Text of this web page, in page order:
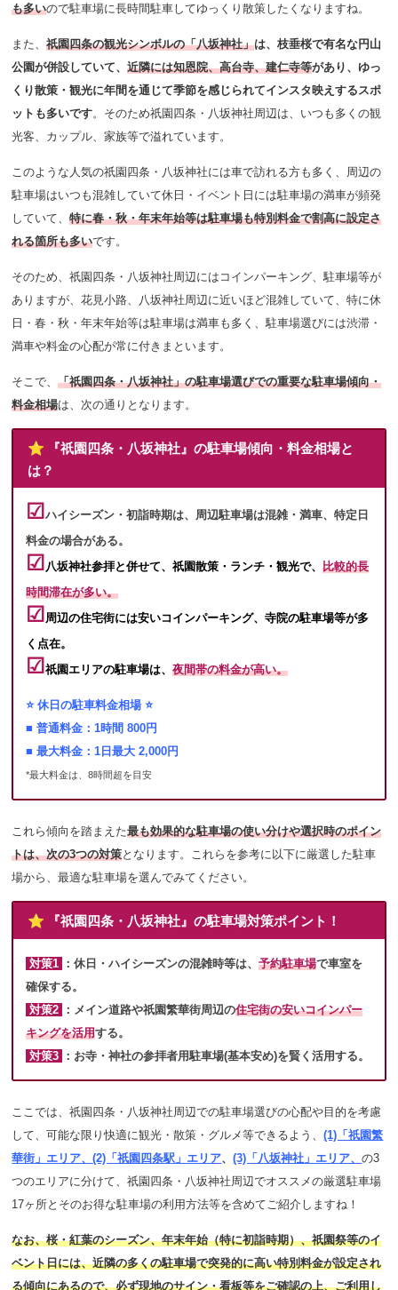
も多いので駐車場に長時間駐車してゆっくり散策したくなりますね。
また、祇園四条の観光シンボルの「八坂神社」は、枝垂桜で有名な円山
公園が併設していて、近隣には知恩院、高台寺、建仁寺等があり、ゆっ
くり散策・観光に年間を通じて季節を感じられてインスタ映えするスポ
ットも多いです。そのため祇園四条・八坂神社周辺は、いつも多くの観
光客、カップル、家族等で溢れています。
このような人気の祇園四条・八坂神社には車で訪れる方も多く、周辺の
駐車場はいつも混雑していて休日・イベント日には駐車場の満車が頻発
していて、特に春・秋・年末年始等は駐車場も特別料金で割高に設定さ
れる箇所も多いです。
そのため、祇園四条・八坂神社周辺にはコインパーキング、駐車場等が
ありますが、花見小路、八坂神社周辺に近いほど混雑していて、特に休
日・春・秋・年末年始等は駐車場は満車も多く、駐車場選びには渋滞・
満車や料金の心配が常に付きまといます。
そこで、「祇園四条・八坂神社」の駐車場選びでの重要な駐車場傾向・
料金相場は、次の通りとなります。
⭐️ 『祇園四条・八坂神社』の駐車場傾向・料金相場と
は？
☑︎ハイシーズン・初詣時期は、周辺駐車場は混雑・満車、特定日
料金の場合がある。
☑︎ 八坂神社参拝と併せて、祇園散策・ランチ・観光で、比較的長
時間滞在が多い。
☑︎ 周辺の住宅街には安いコインパーキング、寺院の駐車場等が多
く点在。
☑︎祇園エリアの駐車場は、夜間帯の料金が高い。
⭐️ 休日の駐車料金相場 ⭐️
■ 普通料金：1時間 800円
■ 最大料金：1日最大 2,000円
*最大料金は、8時間超を目安
これら傾向を踏まえた最も効果的な駐車場の使い分けや選択時のポイン
トは、次の3つの対策となります。これらを参考に以下に厳選した駐車
場から、最適な駐車場を選んでみてください。
⭐️ 『祇園四条・八坂神社』の駐車場対策ポイント！
対策1 ：休日・ハイシーズンの混雑時等は、予約駐車場で車室を
確保する。
対策2 ： メイン道路や祇園繁華街周辺の住宅街の安いコインパー
キングを活用する。
対策3 ： お寺・神社の参拝者用駐車場(基本安め)を賢く活用する。
ここでは、祇園四条・八坂神社周辺での駐車場選びの心配や目的を考慮
して、可能な限り快適に観光・散策・グルメ等できるよう、(1)「祇園繁
華街」エリア、(2)「祇園四条駅」エリア、(3)「八坂神社」エリア、の3
つのエリアに分けて、祇園四条・八坂神社周辺でオススメの厳選駐車場
17ヶ所とそのお得な駐車場の利用方法等を含めてご紹介しますね！
なお、桜・紅葉のシーズン、年末年始（特に初詣時期）、祇園祭等のイ
ベント日には、近隣の多くの駐車場で突発的に高い特別料金が設定され
る傾向にあるので、必ず現地のサイン・看板等をご確認の上、ご利用し